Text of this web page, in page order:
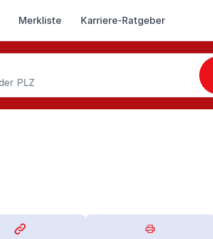
Merkliste Karriere-Ratgeber